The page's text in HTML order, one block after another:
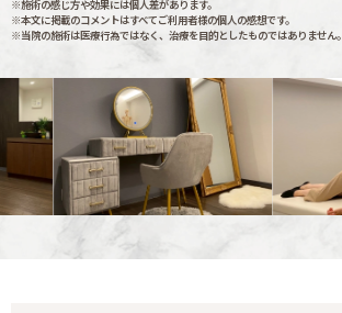
※施術の感じ方や効果には個人差があります。
※本文に掲載のコメントはすべてご利用者様の個人の感想です。
※当院の施術は医療行為ではなく、治療を目的としたものではありません。